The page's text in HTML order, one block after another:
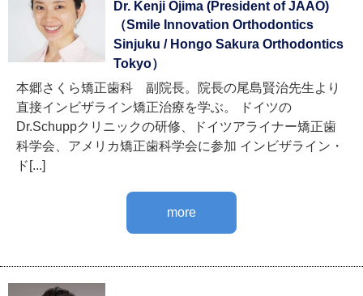
Dr. Kenji Ojima (President of JAAO)
（Smile Innovation Orthodontics
Sinjuku / Hongo Sakura Orthodontics
Tokyo）
本郷さくら矯正歯科 副院長。院長の尾島賢治先生より
直接インビザライン矯正治療を学ぶ。 ドイツの
Dr.Schuppクリニックの研修、ドイツアライナー矯正歯
科学会、アメリカ矯正歯科学会に参加 インビザライン・
ド[...]
more